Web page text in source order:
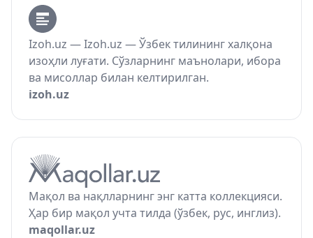
Izoh.uz — Izoh.uz — Ўзбек тилининг халқона
изоҳли луғати. Сўзларнинг маънолари, ибора
ва мисоллар билан келтирилган.
izoh.uz
Мақол ва нақлларнинг энг катта коллекцияси.
Ҳар бир мақол учта тилда (ўзбек, рус, инглиз).
maqollar.uz